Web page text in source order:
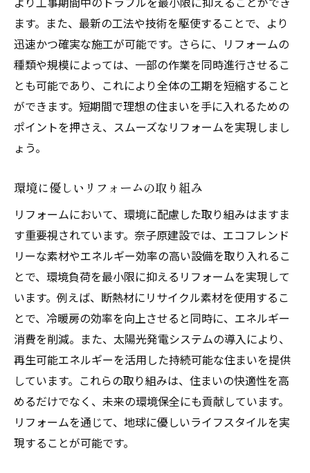
ます。また、最新の工法や技術を駆使することで、より
迅速かつ確実な施工が可能です。さらに、リフォームの
種類や規模によっては、一部の作業を同時進行させるこ
とも可能であり、これにより全体の工期を短縮すること
ができます。短期間で理想の住まいを手に入れるための
ポイントを押さえ、スムーズなリフォームを実現しまし
ょう。
環境に優しいリフォームの取り組み
リフォームにおいて、環境に配慮した取り組みはますま
す重要視されています。奈子原建設では、エコフレンド
リーな素材やエネルギー効率の高い設備を取り入れるこ
とで、環境負荷を最小限に抑えるリフォームを実現して
います。例えば、断熱材にリサイクル素材を使用するこ
とで、冷暖房の効率を向上させると同時に、エネルギー
消費を削減。また、太陽光発電システムの導入により、
再生可能エネルギーを活用した持続可能な住まいを提供
しています。これらの取り組みは、住まいの快適性を高
めるだけでなく、未来の環境保全にも貢献しています。
リフォームを通じて、地球に優しいライフスタイルを実
現することが可能です。